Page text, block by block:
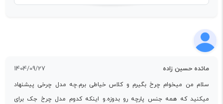
مائده حسین زاده 1404/09/27
سلام من میخوام چرخ بگیرم و کلاس خیاطی برم.چه مدل چرخی پیشنهاد
میکنید که همه جنس پارچه رو بدوزه.و اینکه کدوم مدل چرخ جک برای